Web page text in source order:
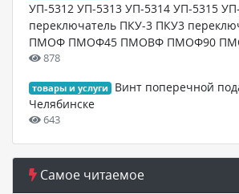
УП-5312 УП-5313 УП-5314 УП-5315
переключатель ПКУ-3 ПКУ3
ПМОФ ПМОФ45 ПМОВФ ПМОФ90
878
товары и услуги
Винт поперечной
Челябинске
643
Самое читаемое